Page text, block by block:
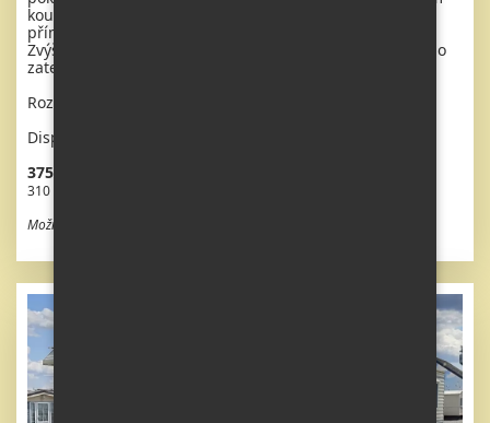
koutem s pevnou zástěnou + wc. Plynový krb + el.
přímotopy v pokojích, plynová karma na ohřev vody.
Zvýšený strop v celém mobilheimu !! Do mobilheimu bylo
zatečeno .
Rozměr: 11,1 x 3,7m
Dispozice: 4 + kk
375 100 Kč vč. DPH
310 000 Kč bez DPH
Možnost odpočtu DPH